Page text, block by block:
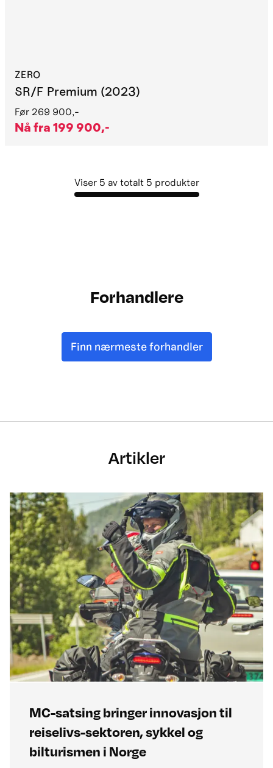
ZERO
SR/F Premium (2023)
Før 269 900,-
Nå fra 199 900,-
Viser 5 av totalt 5 produkter
Forhandlere
Finn nærmeste forhandler
Artikler
MC-satsing bringer innovasjon til
reiselivs-sektoren, sykkel og
bilturismen i Norge